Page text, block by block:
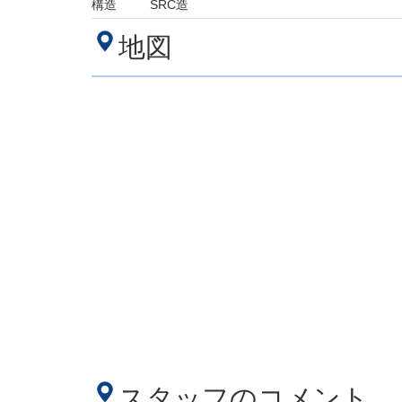
構造
SRC造
地図